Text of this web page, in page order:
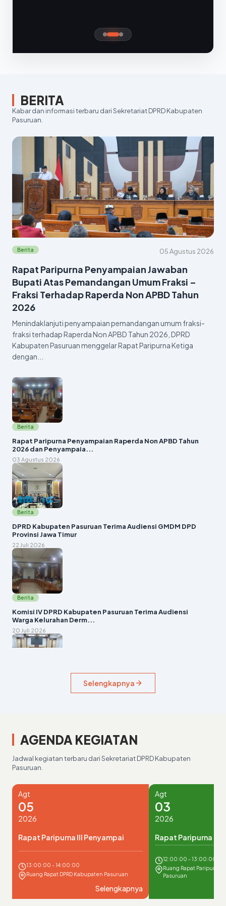
BERITA
Kabar dan informasi terbaru dari Sekretariat DPRD Kabupaten
Pasuruan.
Berita 05 Agustus 2026
Rapat Paripurna Penyampaian Jawaban
Bupati Atas Pemandangan Umum Fraksi –
Fraksi Terhadap Raperda Non APBD Tahun
2026
Menindaklanjuti penyampaian pemandangan umum fraksi-
fraksi terhadap Raperda Non APBD Tahun 2026, DPRD
Kabupaten Pasuruan menggelar Rapat Paripurna Ketiga
dengan...
Berita
Rapat Paripurna Penyampaian Raperda Non APBD Tahun
2026 dan Penyampaia...
03 Agustus 2026
Berita
DPRD Kabupaten Pasuruan Terima Audiensi GMDM DPD
Provinsi Jawa Timur
22 Juli 2026
Berita
Komisi IV DPRD Kabupaten Pasuruan Terima Audiensi
Warga Kelurahan Derm...
20 Juli 2026
Selengkapnya
AGENDA KEGIATAN
Jadwal kegiatan terbaru dari Sekretariat DPRD Kabupaten
Pasuruan.
Agt
05
2026
Rapat Paripurna III Penyampai
13:00:00 - 14:00:00
Ruang Rapat DPRD Kabupaten Pasuruan
Selengkapnya
Agt
03
2026
Rapat Paripurna II
12:00:00 - 13:00:00
Ruang Rapat Paripurna
Pasuruan